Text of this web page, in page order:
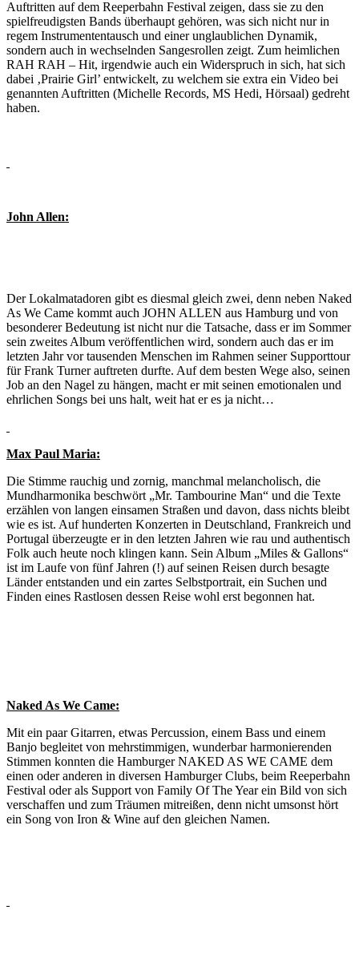
Auftritten auf dem Reeperbahn Festival zeigen, dass sie zu den
spielfreudigsten Bands überhaupt gehören, was sich nicht nur in
regem Instrumententausch und einer unglaublichen Dynamik,
sondern auch in wechselnden Sangesrollen zeigt. Zum heimlichen
RAH RAH – Hit, irgendwie auch ein Widerspruch in sich, hat sich
dabei ‚Prairie Girl’ entwickelt, zu welchem sie extra ein Video bei
genannten Auftritten (Michelle Records, MS Hedi, Hörsaal) gedreht
haben.
John Allen:
Der Lokalmatadoren gibt es diesmal gleich zwei, denn neben Naked
As We Came kommt auch JOHN ALLEN aus Hamburg und von
besonderer Bedeutung ist nicht nur die Tatsache, dass er im Sommer
sein zweites Album veröffentlichen wird, sondern auch das er im
letzten Jahr vor tausenden Menschen im Rahmen seiner Supporttour
für Frank Turner auftreten durfte. Auf dem besten Wege also, seinen
Job an den Nagel zu hängen, macht er mit seinen emotionalen und
ehrlichen Songs bei uns halt, weit hat er es ja nicht…
Max Paul Maria:
Die Stimme rauchig und zornig, manchmal melancholisch, die
Mundharmonika beschwört „Mr. Tambourine Man“ und die Texte
erzählen von langen einsamen Straßen und davon, dass nichts bleibt
wie es ist. Auf hunderten Konzerten in Deutschland, Frankreich und
Portugal überzeugte er in den letzten Jahren wie rau und authentisch
Folk auch heute noch klingen kann. Sein Album „Miles & Gallons“
ist im Laufe von fünf Jahren (!) auf seinen Reisen durch besagte
Länder entstanden und ein zartes Selbstportrait, ein Suchen und
Finden eines Rastlosen dessen Reise wohl erst begonnen hat.
Naked As We Came:
Mit ein paar Gitarren, etwas Percussion, einem Bass und einem
Banjo begleitet von mehrstimmigen, wunderbar harmonierenden
Stimmen konnten die Hamburger NAKED AS WE CAME dem
einen oder anderen in diversen Hamburger Clubs, beim Reeperbahn
Festival oder als Support von Family Of The Year ein Bild von sich
verschaffen und zum Träumen mitreißen, denn nicht umsonst hört
ein Song von Iron & Wine auf den gleichen Namen.